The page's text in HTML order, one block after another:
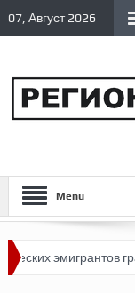
07, Август 2026
Menu